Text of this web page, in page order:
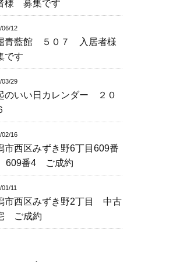
様 募集です
06/12
青藍館 ５０７ 入居者様
です
03/29
のいい日カレンダー ２０
02/16
市西区みずき野6丁目609番
609番4 ご成約
11
市西区みずき野2丁目 中古
ご成約